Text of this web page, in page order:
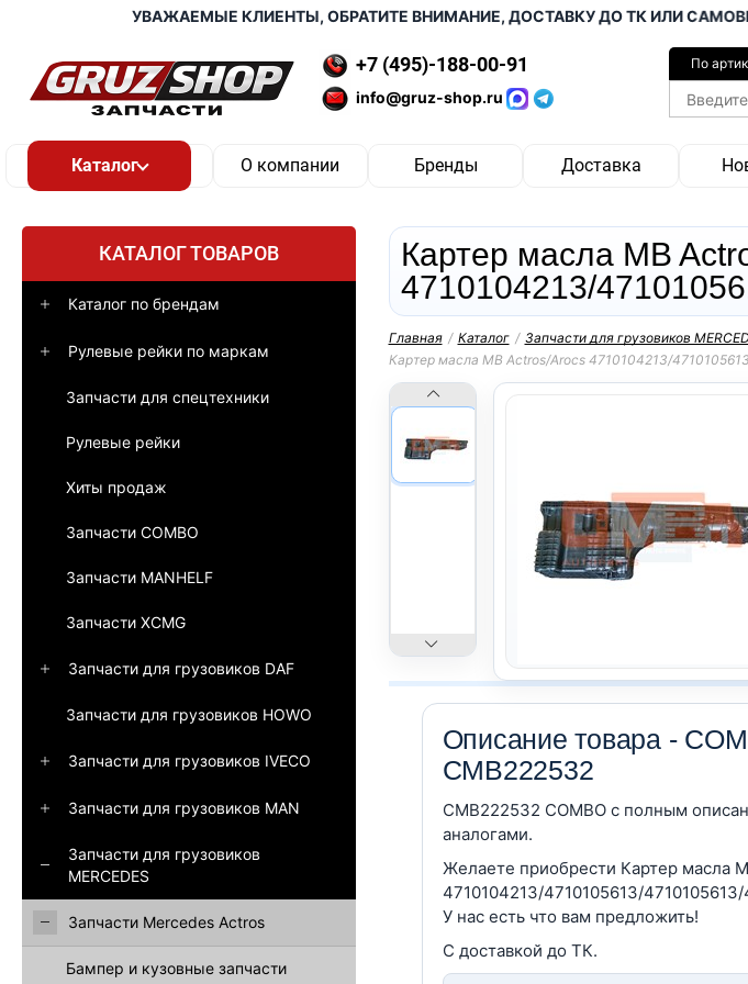
УВАЖАЕМЫЕ КЛИЕНТЫ, ОБРАТИТЕ ВНИМАНИЕ, ДОСТАВКУ ДО ТК ИЛИ
+7 (495)-188-00-91
info@gruz-shop.ru
По
О компании Бренды Доставка
КАТАЛОГ ТОВАРОВ
Каталог по брендам
Рулевые рейки по маркам
Запчасти для спецтехники
Рулевые рейки
Хиты продаж
Запчасти COMBO
Запчасти MANHELF
Запчасти XCMG
Запчасти для грузовиков DAF
Запчасти для грузовиков HOWO
Запчасти для грузовиков IVECO
Запчасти для грузовиков MAN
Запчасти для грузовиков
MERCEDES
Запчасти Mercedes Actros
Бампер и кузовные запчасти
Картер масла MB
4710104213/
Главная / Каталог / Запчасти для грузовиков
Картер масла MB Actros/Arocs 4710104213/
Описание товара -
CMB222532
CMB222532 COMBO c полным
аналогами.
Желаете приобрести Картер масла
4710104213/4710105613/
У нас есть что вам предложить!
С доставкой до ТК.